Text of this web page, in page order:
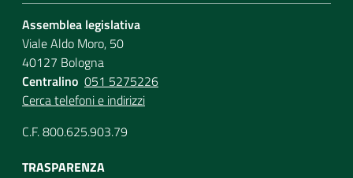
Assemblea legislativa
Viale Aldo Moro, 50
40127 Bologna
Centralino 051 5275226
Cerca telefoni e indirizzi
C.F. 800.625.903.79
TRASPARENZA